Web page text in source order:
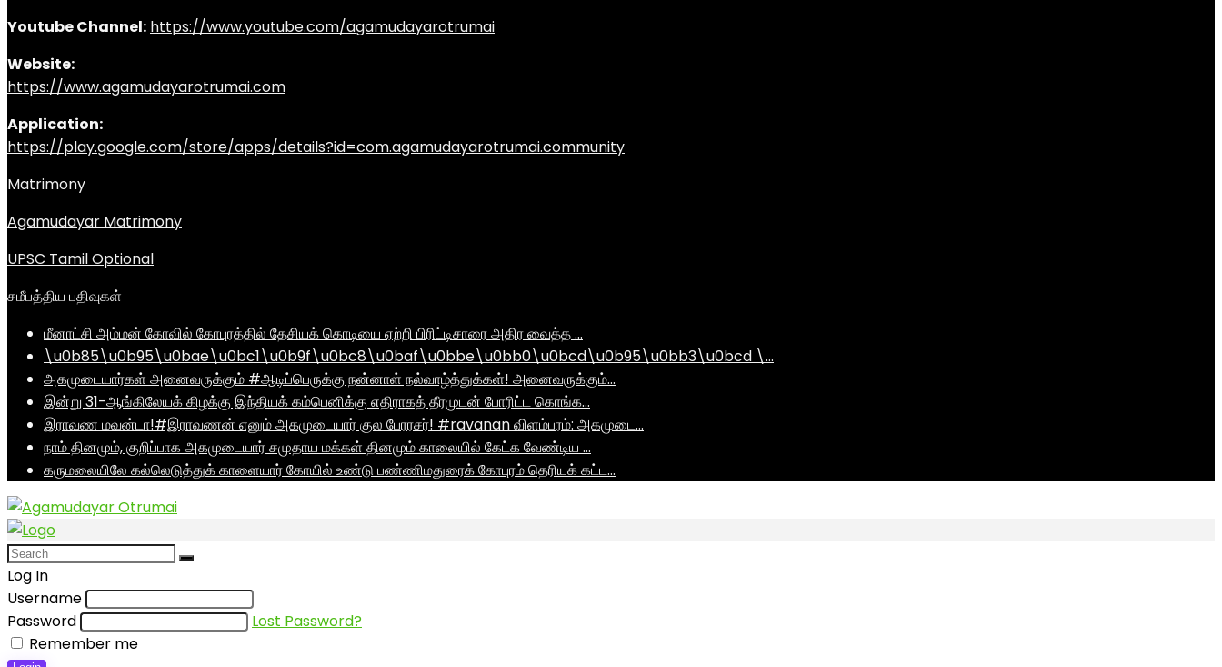
Youtube Channel: https://www.youtube.com/agamudayarotrumai
Website:
https://www.agamudayarotrumai.com
Application:
https://play.google.com/store/apps/details?id=com.agamudayarotrumai.community
Matrimony
Agamudayar Matrimony
UPSC Tamil Optional
சமீபத்திய பதிவுகள்
மீனாட்சி அம்மன் கோவில் கோபுரத்தில் தேசியக் கொடியை ஏற்றி பிரிட்டிசாரை அதிர வைத்த …
\u0b85\u0b95\u0bae\u0bc1\u0b9f\u0bc8\u0baf\u0bbe\u0bb0\u0bcd\u0b95\u0bb3\u0bcd \…
அகமுடையார்கள் அனைவருக்கும் #ஆடிப்பெருக்கு நன்னாள் நல்வாழ்த்துக்கள்! அனைவருக்கும்…
இன்று 31-ஆங்கிலேயக் கிழக்கு இந்தியக் கம்பெனிக்கு எதிராகத் தீரமுடன் போரிட்ட கொங்க…
இராவண மவன்டா!#இராவணன் எனும் அகமுடையார் குல பேரரசர்! #ravanan விளம்பரம்: அகமுடை…
நாம் தினமும், குறிப்பாக அகமுடையார் சமுதாய மக்கள் தினமும் காலையில் கேட்க வேண்டிய …
கருமலையிலே கல்லெடுத்துக் காளையார் கோயில் உண்டு பண்ணிமதுரைக் கோபுரம் தெரியக் கட்ட…
Log In
Username
Password
Lost Password?
Remember me